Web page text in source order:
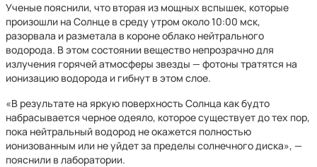
Ученые пояснили, что вторая из мощных вспышек, которые
произошли на Солнце в среду утром около 10:00 мск,
разорвала и разметала в короне облако нейтрального
водорода. В этом состоянии вещество непрозрачно для
излучения горячей атмосферы звезды — фотоны тратятся на
ионизацию водорода и гибнут в этом слое.
«В результате на яркую поверхность Солнца как будто
набрасывается черное одеяло, которое существует до тех пор,
пока нейтральный водород не окажется полностью
ионизованным или не уйдет за пределы солнечного диска», —
пояснили в лаборатории.